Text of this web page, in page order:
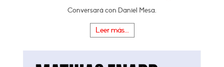
Conversará con Daniel Mesa.
Leer más...